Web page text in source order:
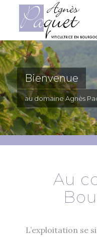
Bienvenue
au domaine Agnès
Au
L’exploitation se